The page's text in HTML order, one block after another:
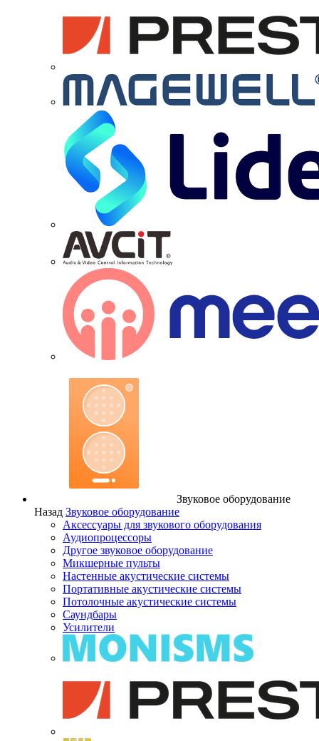
Звуковое оборудование
Назад Звуковое оборудование
Аксессуары для звукового оборудования
Аудиопроцессоры
Другое звуковое оборудование
Микшерные пульты
Настенные акустические системы
Портативные акустические системы
Потолочные акустические системы
Саундбары
Усилители